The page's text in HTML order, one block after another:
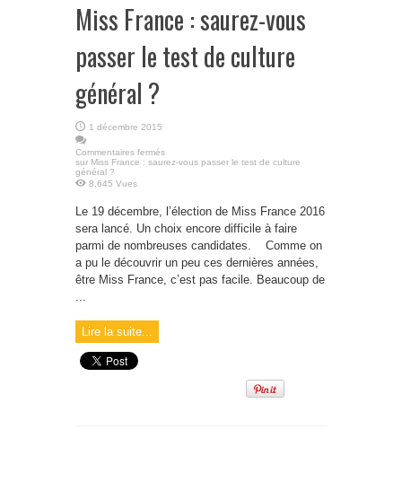
Miss France : saurez-vous
passer le test de culture
général ?
1 décembre 2015
Commentaires fermés
sur Miss France : saurez-vous passer le test de culture
général ?
8,645 Vues
Le 19 décembre, l’élection de Miss France 2016
sera lancé. Un choix encore difficile à faire
parmi de nombreuses candidates. Comme on
a pu le découvrir un peu ces dernières années,
être Miss France, c’est pas facile. Beaucoup de
...
Lire la suite...